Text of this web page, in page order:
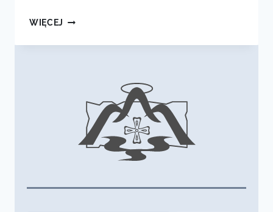
WIĘCEJ PORANNY
DIETY
ŻYCIA!